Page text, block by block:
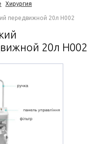
Хирургия
передвижной 20л H002
20л H002